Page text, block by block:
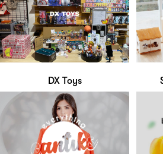
DX Toys